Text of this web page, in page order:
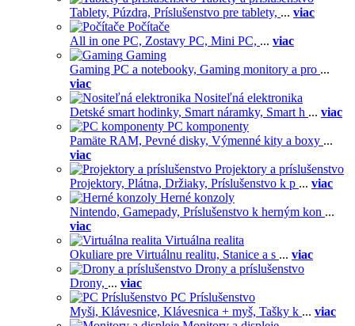
Tablety, Púzdra, Príslušenstvo pre tablety, ... viac
Počítače
All in one PC, Zostavy PC, Mini PC, ... viac
Gaming
Gaming PC a notebooky, Gaming monitory a pro ...
viac
Nositeľná elektronika
Detské smart hodinky, Smart náramky, Smart h ... viac
PC komponenty
Pamäte RAM, Pevné disky, Výmenné kity a boxy ...
viac
Projektory a príslušenstvo
Projektory, Plátna, Držiaky, Príslušenstvo k p ... viac
Herné konzoly
Nintendo, Gamepady, Príslušenstvo k herným kon ...
viac
Virtuálna realita
Okuliare pre Virtuálnu realitu, Stanice a s ... viac
Drony a príslušenstvo
Drony, ... viac
PC Príslušenstvo
Myši, Klávesnice, Klávesnica + myš, Tašky k ... viac